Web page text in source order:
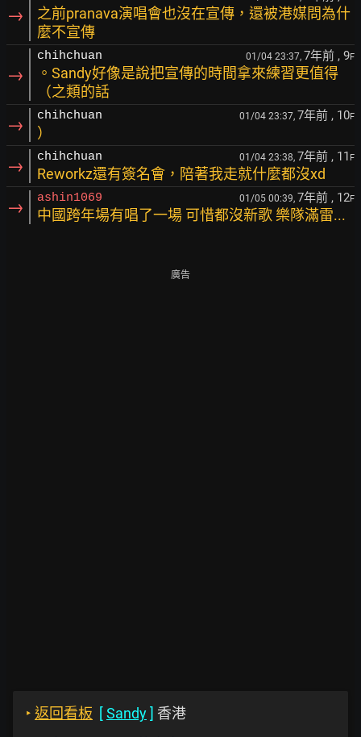
→
之前pranava演唱會也沒在宣傳，還被港媒問為什
麼不宣傳
→
chihchuan 01/04 23:37, 7年前 , 9F
。Sandy好像是說把宣傳的時間拿來練習更值得
（之類的話
→ chihchuan 01/04 23:37, 7年前 , 10F
）
→ chihchuan 01/04 23:38, 7年前 , 11 F
Reworkz還有簽名會，陪著我走就什麼都沒xd
→ ashin1069 01/05 00:39, 7年前 , 12F
中國跨年場有唱了一場 可惜都沒新歌 樂隊滿雷...
廣告
‣ 返回看板 [Sandy] 香港